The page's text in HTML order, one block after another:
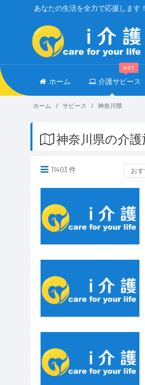
あなたの生活を全力で応援します！
ホーム 介護サビース
HOT
ホーム サビース 神奈川県
神奈川県の介護
11403 件 お